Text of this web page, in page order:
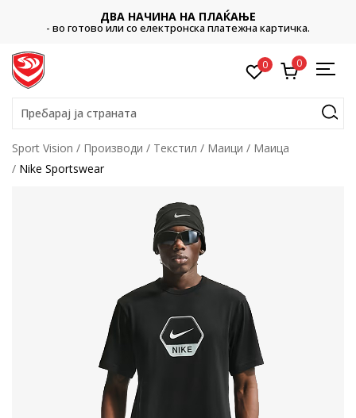
ДВА НАЧИНА НА ПЛАЌАЊЕ
- во готово или со електронска платежна картичка.
0 0
Пребарај ја страната
Sport Vision Производи Текстил Маици
Маица
Nike Sportswear